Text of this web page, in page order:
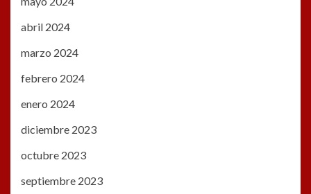
abril 2024
marzo 2024
febrero 2024
enero 2024
diciembre 2023
octubre 2023
septiembre 2023